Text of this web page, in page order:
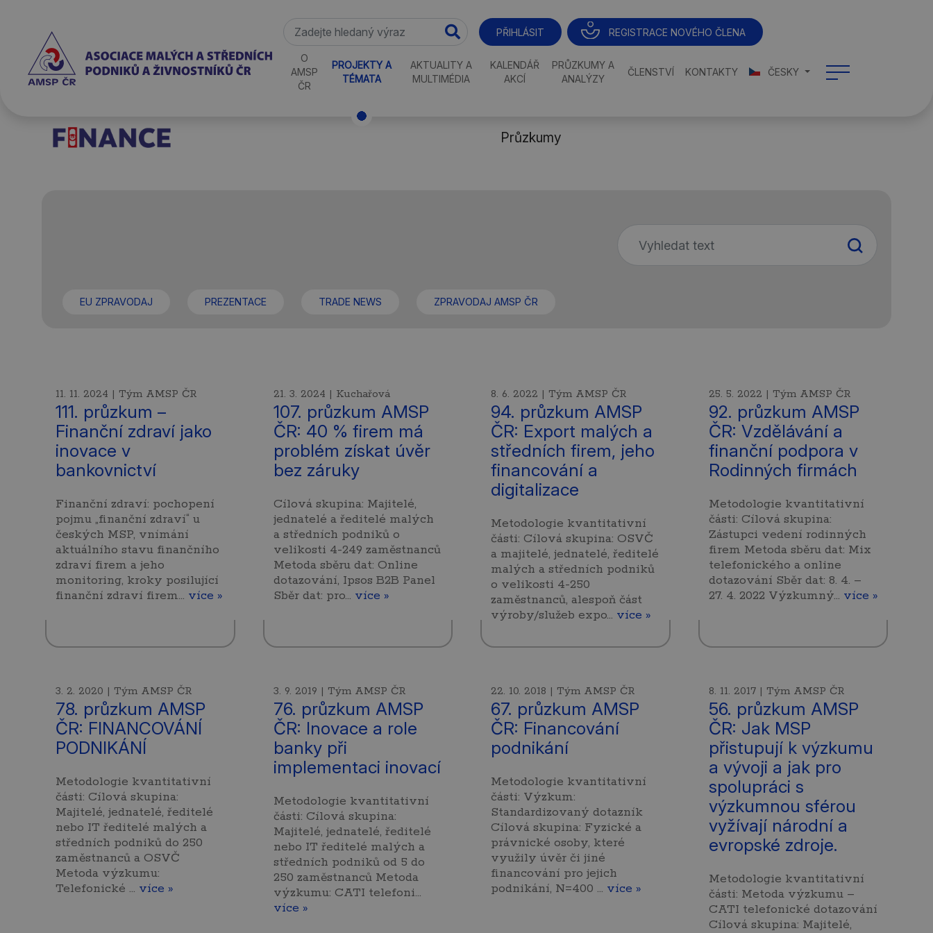
PŘIHLÁSIT REGISTRACE NOVÉHO ČLENA
O
AMSP
ČR
PROJEKTY A
TÉMATA
AKTUALITY A
MULTIMÉDIA
KALENDÁŘ
AKCÍ
PRŮZKUMY A
ANALÝZY
ČLENSTVÍ KONTAKTY ČESKY
Průzkumy
EU ZPRAVODAJ PREZENTACE TRADE NEWS ZPRAVODAJ AMSP ČR
11. 11. 2024 | Tým AMSP ČR
111. průzkum –
Finanční zdraví jako
inovace v
bankovnictví
Finanční zdraví: pochopení
pojmu „finanční zdraví“ u
českých MSP, vnímání
aktuálního stavu finančního
zdraví firem a jeho
monitoring, kroky posilující
finanční zdraví firem… více »
21. 3. 2024 | Kuchařová
107. průzkum AMSP
ČR: 40 % firem má
problém získat úvěr
bez záruky
Cílová skupina: Majitelé,
jednatelé a ředitelé malých
a středních podniků o
velikosti 4-249 zaměstnanců
Metoda sběru dat: Online
dotazování, Ipsos B2B Panel
Sběr dat: pro… více »
8. 6. 2022 | Tým AMSP ČR
94. průzkum AMSP
ČR: Export malých a
středních firem, jeho
financování a
digitalizace
Metodologie kvantitativní
části: Cílová skupina: OSVČ
a majitelé, jednatelé, ředitelé
malých a středních podniků
o velikosti 4-250
zaměstnanců, alespoň část
výroby/služeb expo… více »
25. 5. 2022 | Tým AMSP ČR
92. průzkum AMSP
ČR: Vzdělávání a
finanční podpora v
Rodinných firmách
Metodologie kvantitativní
části: Cílová skupina:
Zástupci vedení rodinných
firem Metoda sběru dat: Mix
telefonického a online
dotazování Sběr dat: 8. 4. –
27. 4. 2022 Výzkumný… více »
3. 2. 2020 | Tým AMSP ČR
78. průzkum AMSP
ČR: FINANCOVÁNÍ
PODNIKÁNÍ
Metodologie kvantitativní
části: Cílová skupina:
Majitelé, jednatelé, ředitelé
nebo IT ředitelé malých a
středních podniků do 250
zaměstnanců a OSVČ
Metoda výzkumu:
Telefonické … více »
3. 9. 2019 | Tým AMSP ČR
76. průzkum AMSP
ČR: Inovace a role
banky při
implementaci inovací
Metodologie kvantitativní
části: Cílová skupina:
Majitelé, jednatelé, ředitelé
nebo IT ředitelé malých a
středních podniků od 5 do
250 zaměstnanců Metoda
výzkumu: CATI telefoni…
více »
22. 10. 2018 | Tým AMSP ČR
67. průzkum AMSP
ČR: Financování
podnikání
Metodologie kvantitativní
části: Výzkum:
Standardizovaný dotazník
Cílová skupina: Fyzické a
právnické osoby, které
využily úvěr či jiné
financování pro jejich
podnikání, N=400 … více »
8. 11. 2017 | Tým AMSP ČR
56. průzkum AMSP
ČR: Jak MSP
přistupují k výzkumu
a vývoji a jak pro
spolupráci s
výzkumnou sférou
vyžívají národní a
evropské zdroje.
Metodologie kvantitativní
části: Metoda výzkumu –
CATI telefonické dotazování
Cílová skupina: Majitelé,